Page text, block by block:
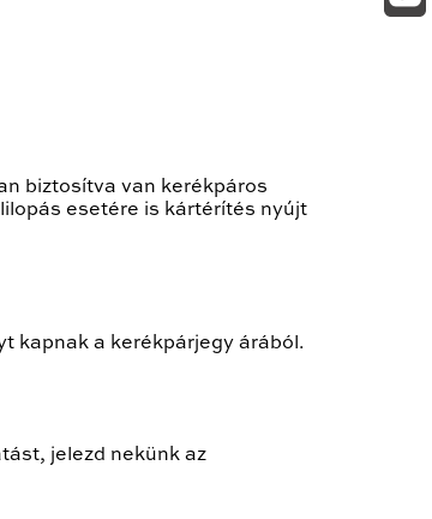
biztosítva van kerékpáros
esetére is kártérítés nyújt
kapnak a kerékpárjegy árából.
jelezd nekünk az